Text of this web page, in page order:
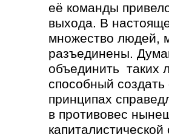
её команды
выхода. В
множество людей,
разъединены.
объединить таких
способный
принципах
в противовес